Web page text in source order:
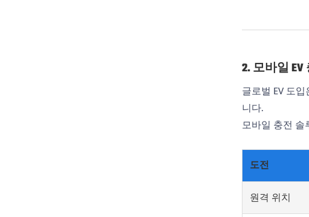
2. 모바일
글로벌 EV 도
니다.
모바일 충전
도전
원격 위치